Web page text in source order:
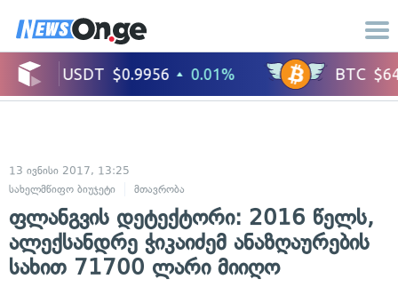
13 ივნისი 2017, 13:25
სახელმწიფო ბიუჯეტი
მთავრობა
ფლანგვის დეტექტორი: 2016 წელს,
ალექსანდრე ჭიკაიძემ ანაზღაურების
სახით 71700 ლარი მიიღო